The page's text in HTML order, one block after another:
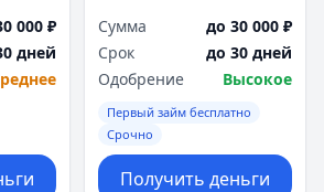
000 ₽
дней
Сумма
до 30 000 ₽
Срок
до 30 дней
Одобрение
Высокое
Первый займ бесплатно
Срочно
Получить деньги